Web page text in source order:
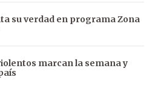
su verdad en programa Zona
marcan la semana y